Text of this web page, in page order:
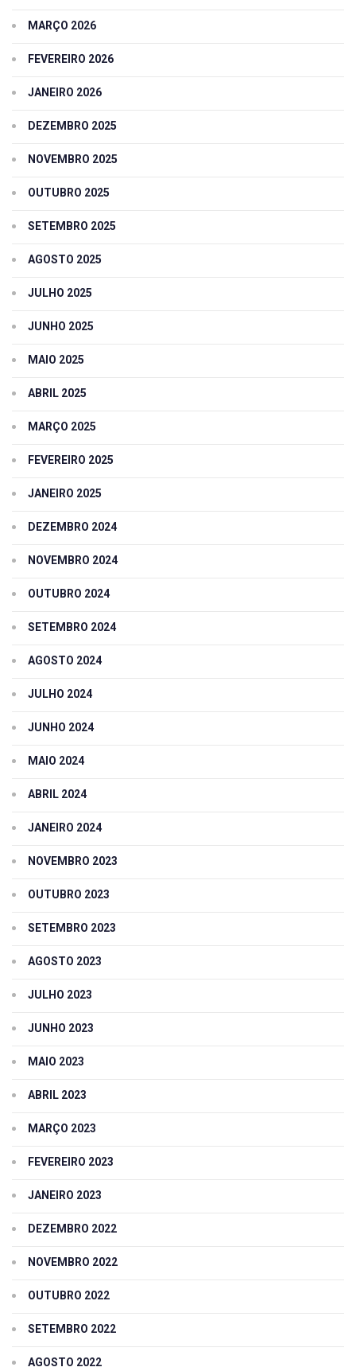
MARÇO 2026
FEVEREIRO 2026
JANEIRO 2026
DEZEMBRO 2025
NOVEMBRO 2025
OUTUBRO 2025
SETEMBRO 2025
AGOSTO 2025
JULHO 2025
JUNHO 2025
MAIO 2025
ABRIL 2025
MARÇO 2025
FEVEREIRO 2025
JANEIRO 2025
DEZEMBRO 2024
NOVEMBRO 2024
OUTUBRO 2024
SETEMBRO 2024
AGOSTO 2024
JULHO 2024
JUNHO 2024
MAIO 2024
ABRIL 2024
JANEIRO 2024
NOVEMBRO 2023
OUTUBRO 2023
SETEMBRO 2023
AGOSTO 2023
JULHO 2023
JUNHO 2023
MAIO 2023
ABRIL 2023
MARÇO 2023
FEVEREIRO 2023
JANEIRO 2023
DEZEMBRO 2022
NOVEMBRO 2022
OUTUBRO 2022
SETEMBRO 2022
AGOSTO 2022